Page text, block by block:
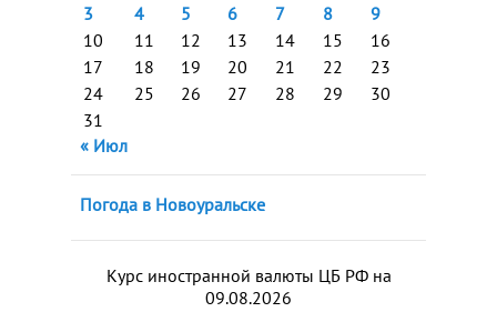
3 4 5 6 7 8
9
10
11 12 13 14 15
16
17
18 19 20 21 22
23
24
25 26 27 28 29
30
31
« Июл
Погода в Новоуральске
Курс иностранной валюты ЦБ РФ на
09.08.2026